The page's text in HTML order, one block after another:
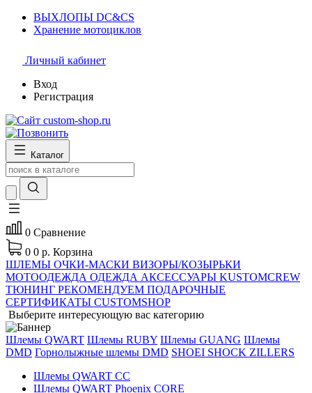
ВЫХЛОПЫ DC&CS
Хранение мотоциклов
Личный кабинет
Вход
Регистрация
Каталог
0 Сравнение
0 0 р. Корзина
ШЛЕМЫ ОЧКИ-МАСКИ ВИЗОРЫ/КОЗЫРЬКИ
МОТООДЕЖДА ОДЕЖДА АКСЕССУАРЫ KUSTOMCREW
ТЮНИНГ РЕКОМЕНДУЕМ ПОДАРОЧНЫЕ
СЕРТИФИКАТЫ CUSTOMSHOP
Выберите интересующую вас категорию
Шлемы QWART Шлемы RUBY Шлемы GUANG Шлемы
DMD Горнолыжные шлемы DMD SHOEI SHOCK ZILLERS
Шлемы QWART CC
Шлемы QWART Phoenix CORE